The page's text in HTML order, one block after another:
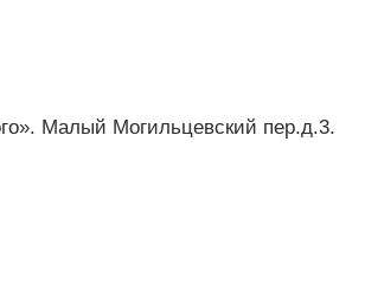
Малый Могильцевский пер.д.3.